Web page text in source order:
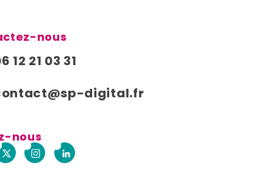
nous
12 21 03 31
digital.fr
nous